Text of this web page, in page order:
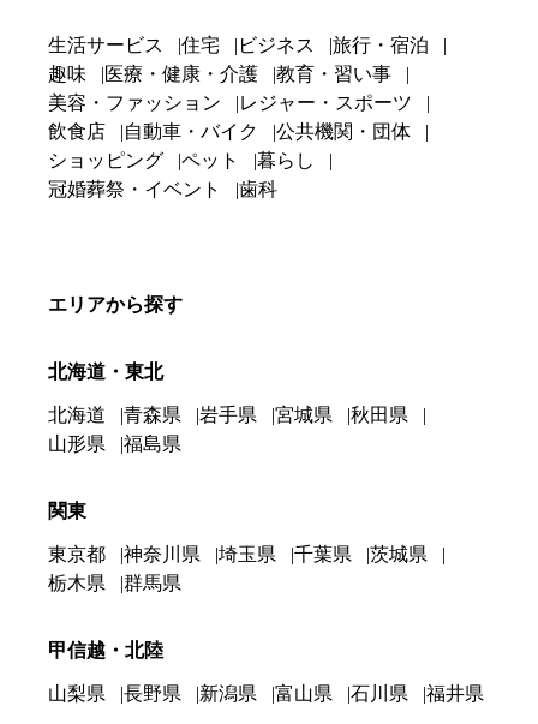
生活サービス 住宅 ビジネス
旅行・宿泊
趣味
医療・健康・介護
教育・習い事
美容・ファッション
レジャー・スポーツ
飲食店
自動車・バイク
公共機関・団体
ショッピング
ペット
暮らし
冠婚葬祭・イベント
歯科
エリアから探す
北海道・東北
北海道 青森県 岩手県 宮城県
秋田県
山形県
福島県
関東
東京都 神奈川県 埼玉県 千葉県
茨城県
栃木県
群馬県
甲信越・北陸
山梨県 長野県 新潟県 富山県 石川県 福井県